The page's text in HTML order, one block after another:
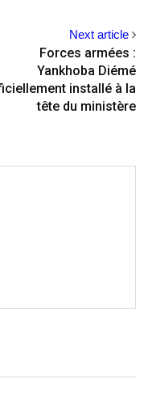
Next article
Forces armées :
Yankhoba Diémé
installé à la
tête du ministère